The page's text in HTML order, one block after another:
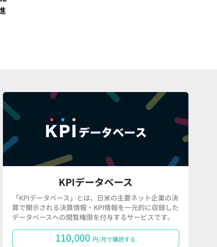
KPIデータベース
「KPIデータベース」とは、日米の主要ネット企業の決
算で開示される決算情報・KPI情報を一元的に収録した
データベースへの閲覧権限を付与するサービスです。
110,000 円/月で購読する